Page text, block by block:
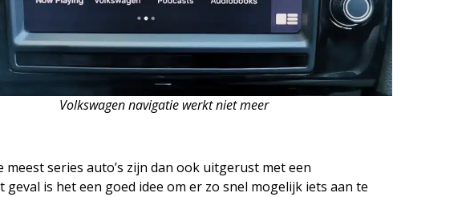
Volkswagen navigatie werkt niet meer
series auto’s zijn dan ook uitgerust met een
is het een goed idee om er zo snel mogelijk iets aan te